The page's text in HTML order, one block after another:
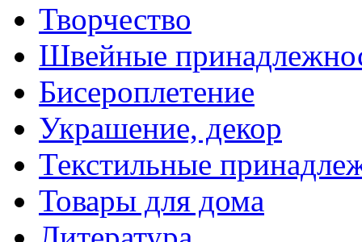
Творчество
Швейные
Бисероплетение
Украшение, декор
Текстильные
Товары для дома